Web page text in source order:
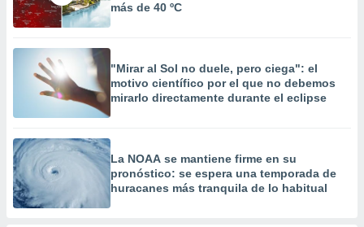
crear un
uso de
contenido
medir el
de la
del
de
a través
de
más de 40 ºC
"Mirar al Sol no duele, pero ciega": el
motivo científico por el que no debemos
mirarlo directamente durante el eclipse
La NOAA se mantiene firme en su
pronóstico: se espera una temporada de
huracanes más tranquila de lo habitual